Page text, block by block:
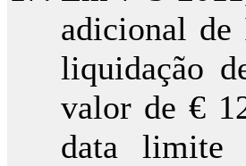
adicional
liquidação
valor de €
data limite